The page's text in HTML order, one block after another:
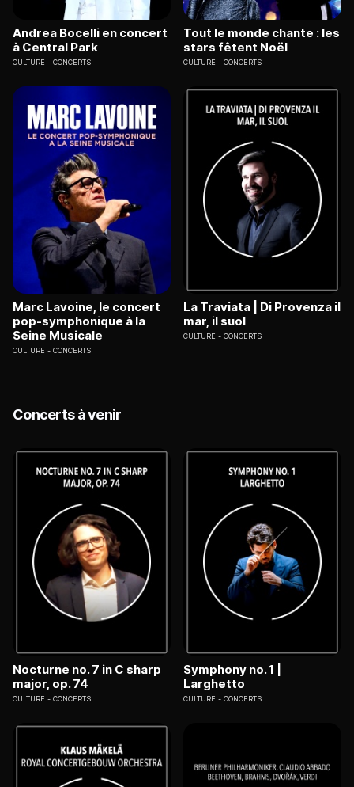
Andrea Bocelli en concert
à Central Park
CULTURE CONCERTS
Tout le monde chante : les
stars fêtent Noël
CULTURE CONCERTS
Marc Lavoine, le concert
pop-symphonique à la
Seine Musicale
CULTURE CONCERTS
La Traviata | Di Provenza il
mar, il suol
CULTURE CONCERTS
Concerts à venir
Nocturne no. 7 in C sharp
major, op. 74
CULTURE CONCERTS
Symphony no. 1 |
Larghetto
CULTURE CONCERTS